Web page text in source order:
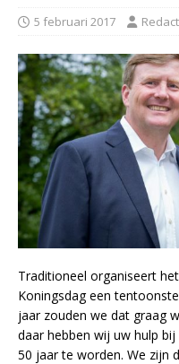
5 februari 2017
Traditioneel organiseert
Koningsdag een
jaar zouden we dat graag
daar hebben wij uw hulp
50 jaar te worden. We zijn